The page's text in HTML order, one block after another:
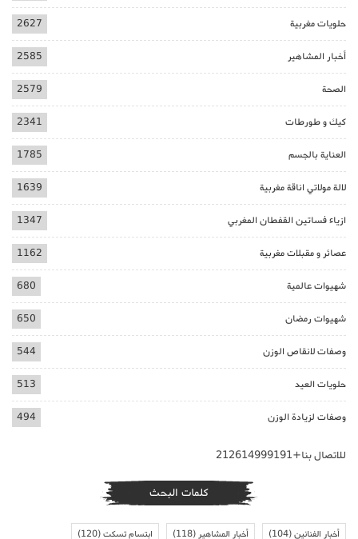
حلويات مغربية 2627
أخبار المشاهير 2585
الصحة 2579
كيك و طورطات 2341
العناية بالجسم 1785
لالة مولاتي اناقة مغربية 1639
ازياء فساتين القفطان المغربي 1347
عصائر و مقبلات مغربية 1162
شهيوات عالمية 680
شهيوات رمضان 650
وصفات لانقاص الوزن 544
حلويات العيد 513
وصفات لزيادة الوزن 494
للاتصال بنا+212614999191
كلمات البحث
أخبار الفنانين(104) أخبار المشاهير(118) ابتسام تسكت(120)